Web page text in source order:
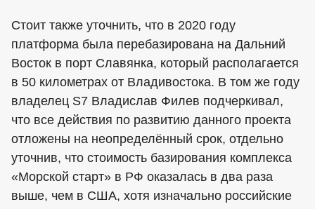
Стоит также уточнить, что в 2020 году
платформа была перебазирована на Дальний
Восток в порт Славянка, который располагается
в 50 километрах от Владивостока. В том же году
владелец S7 Владислав Филев подчеркивал,
что все действия по развитию данного проекта
отложены на неопределённый срок, отдельно
уточнив, что стоимость базирования комплекса
«Морской старт» в РФ оказалась в два раза
выше, чем в США, хотя изначально российские